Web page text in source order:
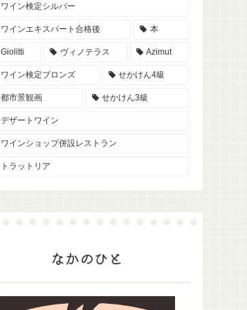
ワイン検定シルバー
ワインエキスパート合格後 本
Giolitti ヴィノテラス Azimut
ワイン検定ブロンズ せかけん4級
都市景観画 せかけん3級
デザートワイン
ワインショップ併設レストラン
トラットリア
なかのひと